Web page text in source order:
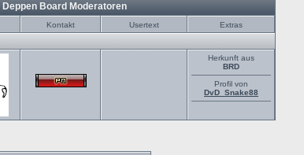
Deppen Board Moderatoren
Kontakt Usertext
Extras
Herkunft aus
BRD
Profil von
DvD_Snake88